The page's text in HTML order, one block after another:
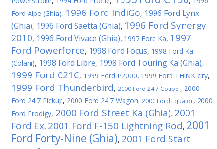
Ford Alpe (Ghia), 1996 Ford IndiGo, 1996 Ford Lynx
(Ghia), 1996 Ford Saetta (Ghia), 1996 Ford Synergy
2010, 1996 Ford Vivace (Ghia), 1997 Ford Ka, 1997
Ford Powerforce, 1998 Ford Focus, 1998 Ford Ka
(Colani), 1998 Ford Libre, 1998 Ford Touring Ka (Ghia),
1999 Ford 021C, 1999 Ford P2000, 1999 Ford TH!NK city,
1999 Ford Thunderbird, 2000 Ford 24.7 Coupe , 2000
Ford 24.7 Pickup, 2000 Ford 24.7 Wagon, 2000 Ford Equator, 2000
Ford Prodigy, 2000 Ford Street Ka (Ghia), 2001
Ford Ex, 2001 Ford F-150 Lightning Rod, 2001
Ford Forty-Nine (Ghia), 2001 Ford Start